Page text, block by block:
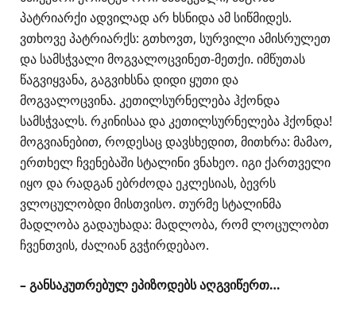
პატრიარქი ადვილად არ ხსნიდა ამ სიწმიდეს.
ვთხოვე პატრიარქს: გთხოვთ, სურვილი ამისრულეთ
და სამსჭვალი მოგვალოცვინეთ-მეთქი. იმწუთას
წაგვიყვანა, გაგვიხსნა დიდი ყუთი და
მოგვალოცვინა. კეთილსურნელება ჰქონდა
სამსჭვალს. რკინისაა და კეთილსურნელება ჰქონდა!
მოგვიანებით, როდესაც დავსხედით, მითხრა: მამაო,
ერთხელ ჩვენებაში სტალინი ვნახეო. იგი ქართველი
იყო და რადგან ებრძოდა ეკლესიას, ბევრს
ვლოცულობდი მისთვისო. თურმე სტალინმა
მადლობა გადაუხადა: მადლობა, რომ ლოცულობთ
ჩვენთვის, ძალიან გვჭირდებაო.
– განსაკუთრებულ ეპიზოდებს აღგვიწერთ…